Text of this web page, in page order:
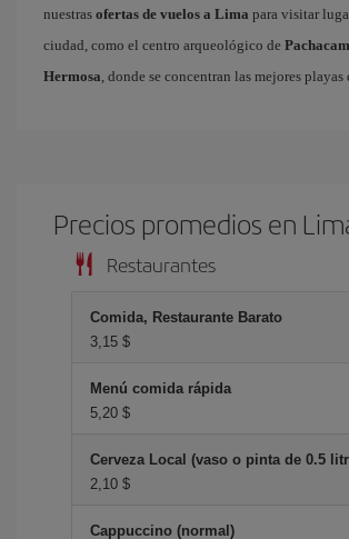
nuestras ofertas de vuelos a Lima para visitar
ciudad, como el centro arqueológico de
Hermosa, donde se concentran las mejores playas
Precios promedios en
Restaurantes
Comida, Restaurante Barato
3,15 $
Menú comida rápida
5,20 $
Cerveza Local (vaso o pinta de 0.5
2,10 $
Cappuccino (normal)